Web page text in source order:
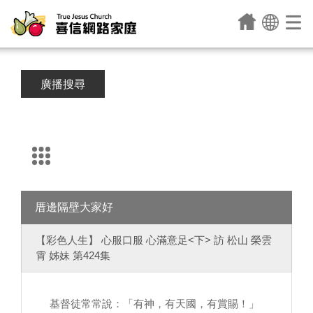
廣播搜尋
厝邊隔壁大家好
【彩色人生】 心服口服 心滿意足<下> 訪 松山 榮雲
霄 姊妹 第424集
基督徒常常說：「有神，有天國，有賞賜！」